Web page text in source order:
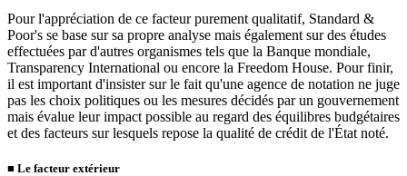
Pour l'appréciation de ce facteur purement qualitatif, Standard &
Poor's se base sur sa propre analyse mais également sur des études
effectuées par d'autres organismes tels que la Banque mondiale,
Transparency International ou encore la Freedom House. Pour finir,
il est important d'insister sur le fait qu'une agence de notation ne juge
pas les choix politiques ou les mesures décidés par un gouvernement
mais évalue leur impact possible au regard des équilibres budgétaires
et des facteurs sur lesquels repose la qualité de crédit de l'État noté.
■ Le facteur extérieur